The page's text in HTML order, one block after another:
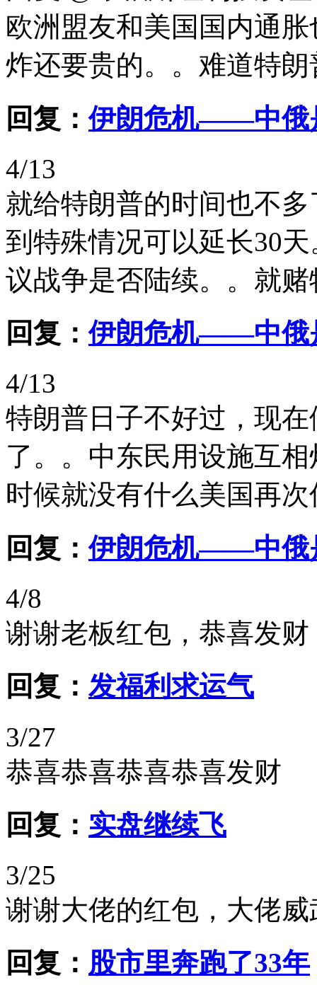
欧洲盟友和美国国内通
炸还要贵的。。难道特
回复：伊朗危机——中俄
4/13
就给特朗普的时间也不
到特殊情况可以延长30
议战争是否陆续。。就
回复：伊朗危机——中俄
4/13
特朗普日子不好过，现
了。。中东民用设施互
时候就没有什么美国再
回复：伊朗危机——中俄
4/8
谢谢老板红包，恭喜发财
回复： 发福利求运气
3/27
恭喜恭喜恭喜恭喜发财
回复： 实盘继续飞
3/25
谢谢大佬的红包，大佬威
回复： 股市里奔跑了33年